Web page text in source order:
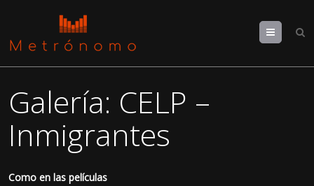
Menu
Galería: CELP –
Inmigrantes
Como en las películas